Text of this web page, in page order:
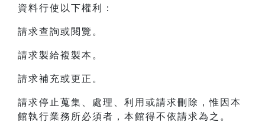
資料行使以下權利：
請求查詢或閱覽。
請求製給複製本。
請求補充或更正。
請求停止蒐集、處理、利用或請求刪除，惟因本
館執行業務所必須者，本館得不依請求為之。